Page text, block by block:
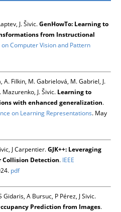
J. Šivic.GenHowTo: Learning to
from Instructional
on Computer Vision and Pattern
A. Filkin, M. Gabrielová, M. Gabriel, J.
Mazurenko, J. Šivic. Learning to
with enhanced generalization.
on Learning Representations. May
J Carpentier.GJK++: Leveraging
Collision Detection. IEEE
pdf
A Bursuc, P Pérez, J Sivic.
Prediction from Images.